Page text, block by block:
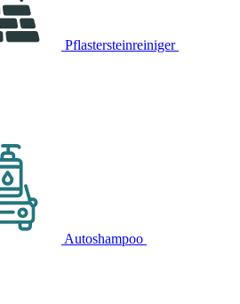
Pflastersteinreiniger
Autoshampoo